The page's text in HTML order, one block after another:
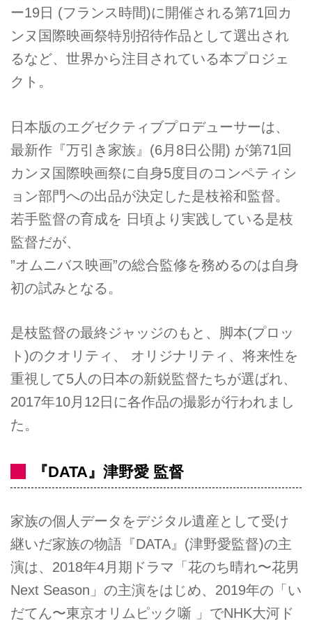
ー19日 (フランス時間)に開催される第71回カ
ンヌ国際映画祭特別招待作品として選出され
るなど、世界から注目されている本プロジェ
クト。
日本版のエグゼクティブプロデューサーは、
最新作『万引き家族』(6月8日公開) が第71回
カンヌ国際映画祭に自身5度目のコンペティシ
ョン部門への出品が決定した是枝裕和監督。
若手監督の育成を 日頃より実践している是枝
監督だが、
”オムニバス映画”の総合監修を務めるのは自身
初の試みとなる。
是枝監督の最終ジャッジのもと、脚本(プロッ
ト)のクオリティ、 オリジナリティ、将来性を
重視して5人の日本の新鋭監督たちが選ばれ、
2017年10月12日に各作品の撮影が行われまし
た。
『DATA』津野愛 監督
家族の個人データをデジタル遺産として受け
継いだ家族の物語『DATA』(津野愛監督)の主
演は、2018年4月期ドラマ「花のち晴れ〜花男
Next Season」の主演をはじめ、2019年の「い
だてん〜東京オリムピック噺 」でNHK大河ド